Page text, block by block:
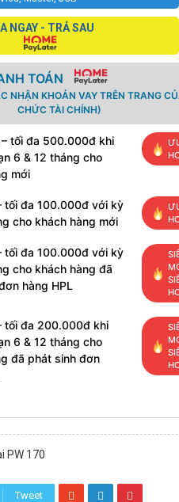
NGAY - TRẢ SAU
TOÁN
NHẬN KHOẢN VAY TRÊN TRANG
CHỨC TÀI CHÍNH)
– tối đa 500.000đ khi
6 & 12 tháng cho
mới
tối đa 100.000đ với kỳ
cho khách hàng mới
tối đa 100.000đ với kỳ
cho khách hàng đã
hàng HPL
tối đa 200.000đ khi
6 & 12 tháng cho
đã phát sinh đơn
PW 170
Tweet